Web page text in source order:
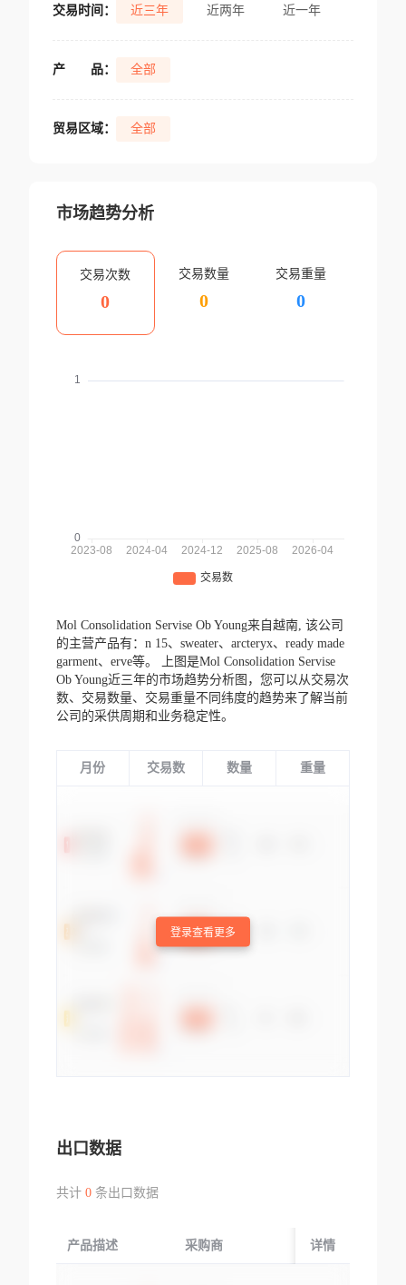
交易时间： 近三年 近两年 近一年
产 品： 全部
贸易区域： 全部
市场趋势分析
交易次数
0
交易数量
0
交易重量
0
Mol Consolidation Servise Ob Young来自越南, 该公司
的主营产品有：n 15、sweater、arcteryx、ready made
garment、erve等。
上图是Mol Consolidation Servise
Ob Young近三年的市场趋势分析图，您可以从交易次
数、交易数量、交易重量不同纬度的趋势来了解当前
公司的采供周期和业务稳定性。
月份 交易数 数量 重量
登录查看更多
出口数据
共计 0条出口数据
产品描述 采购商 起运国/地区
详情